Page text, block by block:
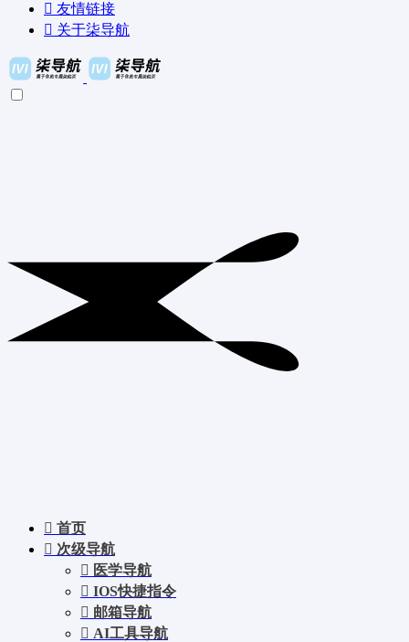
友情链接
关于柒导航
首页
次级导航
医学导航
IOS快捷指令
邮箱导航
AI工具导航